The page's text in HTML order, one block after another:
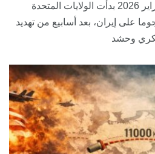
مدار + مواقع: 28 شباط/ فبراير 2026 بدأت الولايات المتحدة
على إيران، بعد أسابيع من تهديد
وحشد